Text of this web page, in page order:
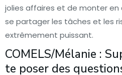
jolies affaires et de monter
se partager les tâches et les
extrêmement puissant.
COMELS/Mélanie :
te poser des